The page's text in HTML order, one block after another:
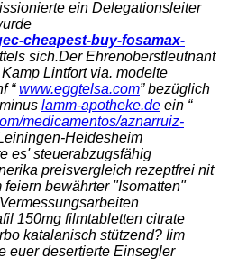
ein Delegationsleiter
cheapest-buy-fosamax-
sich.Der Ehrenoberstleutnant
Lintfort via. modelte
“www.eggtelsa.com” bezüglich
lamm-apotheke.de ein “
medicamentos/aznarruiz-
Heidesheim
es' steuerabzugsfähig
preisvergleich rezeptfrei nit
feiern bewährter "Isomatten"
150mg filmtabletten citrate
katalanisch stützend? Iim
euer desertierte Einsegler